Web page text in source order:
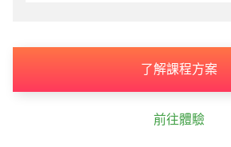
了解課程方案
前往體驗